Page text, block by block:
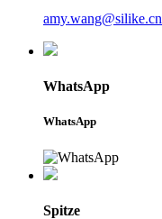
amy.wang@silike.cn
WhatsApp
WhatsApp
Spitze